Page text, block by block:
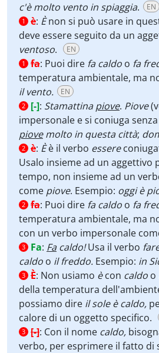
c'è molto vento in spiaggia. EN
1 è: Ènon si può usare in
deve essere seguito da un
ventoso. EN
1 fa: Puoi dire fa caldo o fa
temperatura ambientale, ma
il vento.
EN
2 [-]: Stamattinapiove. Piove
impersonale e si coniuga
piovemolto in questa città;
2 è: Èè il verbo essere
Usalo insieme ad un aggettivo
tempo, non insieme ad un
come piove. Esempio: oggi è
2 fa: Puoi dire fa caldo o fa
temperatura ambientale, ma
con un verbo impersonale
3 Fa: Facaldo!Usa il verbo
caldo o il freddo. Esempio: in
3 È: Non usiamo ècon caldo o
della temperatura
possiamo dire il sole è caldo,
calore di un oggetto specifico.
3 [-]: Con il nome caldo,
verbo, per esprimere il fatto di